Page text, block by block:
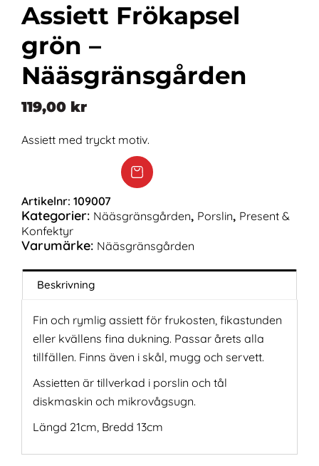
Assiett Frökapsel
grön –
Nääsgränsgården
119,00 kr
Assiett med tryckt motiv.
Artikelnr: 109007
Kategorier: Nääsgränsgården, Porslin, Present &
Konfektyr
Varumärke: Nääsgränsgården
Beskrivning
Fin och rymlig assiett för frukosten, fikastunden
eller kvällens fina dukning. Passar årets alla
tillfällen. Finns även i skål, mugg och servett.
Assietten är tillverkad i porslin och tål
diskmaskin och mikrovågsugn.
Längd 21cm, Bredd 13cm